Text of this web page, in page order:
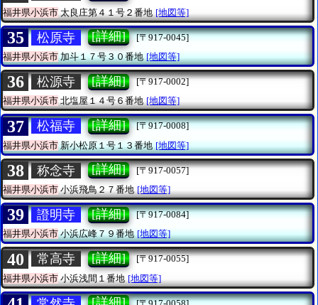
福井県小浜市 太良庄第４１号２番地 [地図等]
35 松原寺 [詳細]
[〒917-0045]
福井県小浜市加斗１７号３０番地 [地図等]
36 松源寺 [詳細]
[〒917-0002]
福井県小浜市北塩屋１４号６番地 [地図等]
37 松福寺 [詳細]
[〒917-0008]
福井県小浜市新小松原１号１３番地 [地図等]
38 称念寺 [詳細]
[〒917-0057]
福井県小浜市小浜飛鳥２７番地 [地図等]
39 證明寺 [詳細]
[〒917-0084]
福井県小浜市小浜広峰７９番地 [地図等]
40 常高寺 [詳細]
[〒917-0055]
福井県小浜市 小浜浅間１番地 [地図等]